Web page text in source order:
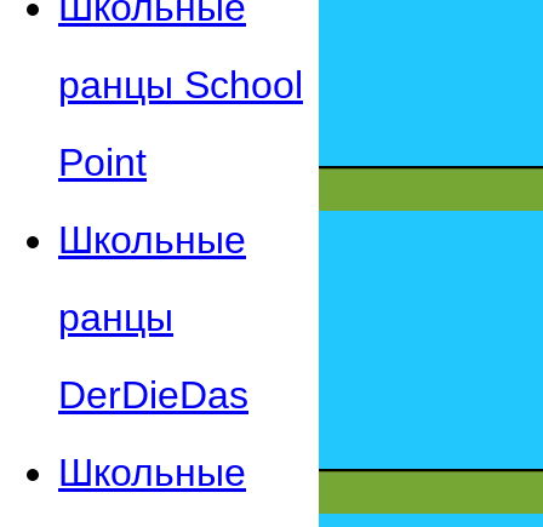
ранцы School
Point
Школьные
ранцы
DerDieDas
Школьные